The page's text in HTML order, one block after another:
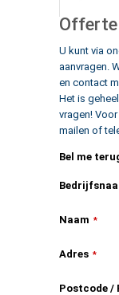
Offerte
U kunt via
aanvragen.
en contact
Het is
vragen!
mailen of
Bel me
Naam *
Adres *
Postcode /